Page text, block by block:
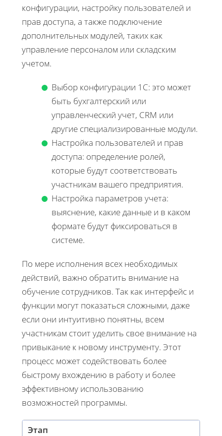
конфигурации, настройку пользователей и
прав доступа, а также подключение
дополнительных модулей, таких как
управление персоналом или складским
учетом.
Выбор конфигурации 1С: это может
быть бухгалтерский или
управленческий учет, CRM или
другие специализированные модули.
Настройка пользователей и прав
доступа: определение ролей,
которые будут соответствовать
участникам вашего предприятия.
Настройка параметров учета:
выяснение, какие данные и в каком
формате будут фиксироваться в
системе.
По мере исполнения всех необходимых
действий, важно обратить внимание на
обучение сотрудников. Так как интерфейс и
функции могут показаться сложными, даже
если они интуитивно понятны, всем
участникам стоит уделить свое внимание на
привыкание к новому инструменту. Этот
процесс может содействовать более
быстрому вхождению в работу и более
эффективному использованию
возможностей программы.
Этап